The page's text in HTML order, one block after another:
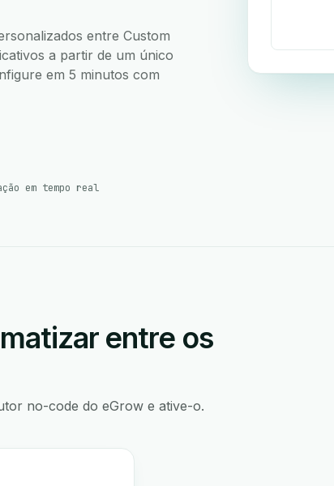
entre Custom
a partir de um único
em 5 minutos com
em tempo real
entre os
no-code do eGrow e ative-o.